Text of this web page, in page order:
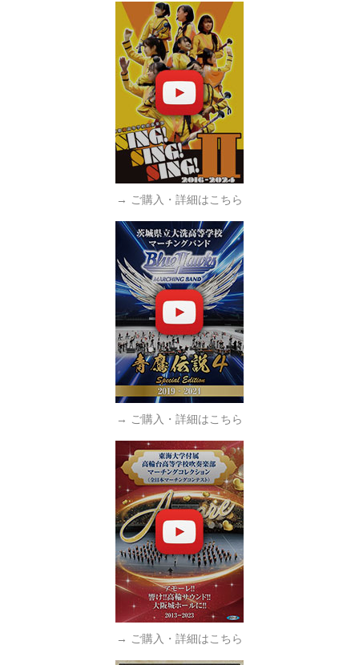
→ ご購入・詳細はこちら
→ ご購入・詳細はこちら
→ ご購入・詳細はこちら